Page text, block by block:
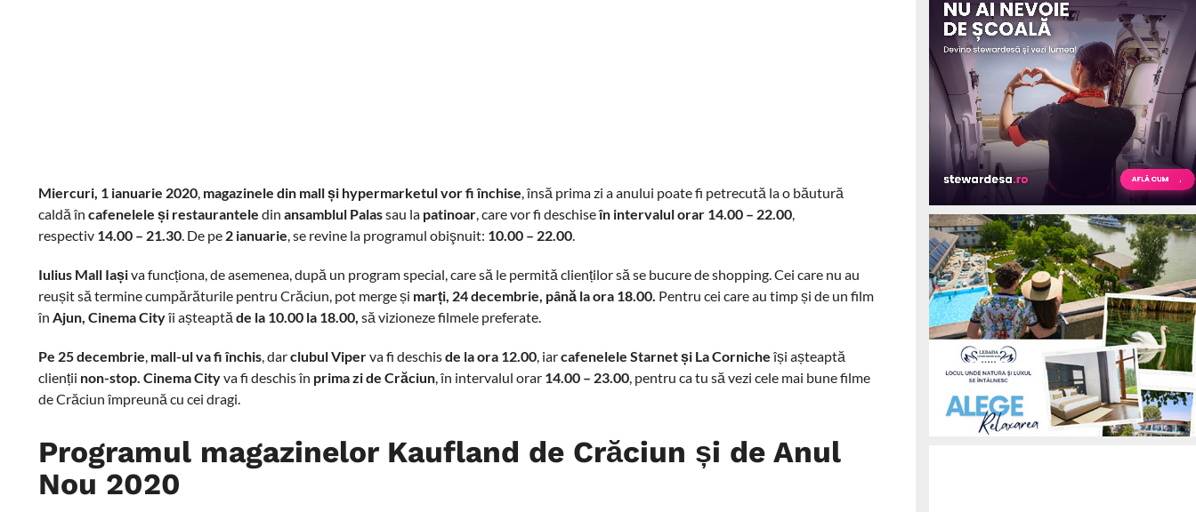
Miercuri, 1 ianuarie 2020, magazinele din mall și hypermarketul vor fi închise, însă prima zi a anului poate fi petrecută la o băutură
caldă în cafenelele și restaurantele din ansamblul Palassau la patinoar, care vor fi deschiseîn intervalul orar 14.00 – 22.00,
respectiv 14.00 – 21.30. De pe 2 ianuarie, se revine la programul obişnuit: 10.00 – 22.00.
Iulius Mall Iașiva funcționa, de asemenea, după un program special, care să le permită clienților să se bucure de shopping. Cei care nu au
reușit să termine cumpărăturile pentru Crăciun, pot merge și marți, 24 decembrie, până la ora 18.00. Pentru cei care au timp și de un film
în Ajun, Cinema Cityîi așteaptă de la 10.00 la 18.00, să vizioneze filmele preferate.
Pe 25 decembrie, mall-ul va fi închis, darclubul Viperva fi deschisde la ora 12.00, iarcafenelele Starnet și La Corniche își așteaptă
clienții non-stop. Cinema Cityva fi deschis în prima zi de Crăciun, în intervalul orar 14.00 – 23.00, pentru ca tu să vezi cele mai bune filme
de Crăciun împreună cu cei dragi.
Programul magazinelor Kaufland de Crăciun și de Anul
Nou 2020